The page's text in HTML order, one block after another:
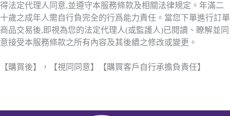
得法定代理人同意,並遵守本服務條款及相關法律規定。年滿二
十歲之成年人需自行負完全的行爲能力責任。當您下單進行訂單
商品交易後,即視為您的法定代理人(或監護人)已閱讀、瞭解並同
意接受本服務條款之所有內容及其後續之修改或變更。
【購買後】，【視同同意】【購買客戶自行承擔負責任】